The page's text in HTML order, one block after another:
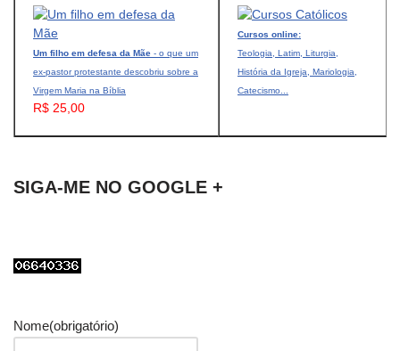
Um filho em defesa da Mãe - o que um
ex-pastor protestante descobriu sobre a
Virgem Maria na Bíblia
R$ 25,00
Cursos online:
Teologia, Latim, Liturgia,
História da Igreja, Mariologia,
Catecismo...
SIGA-ME NO GOOGLE +
Nome(obrigatório)